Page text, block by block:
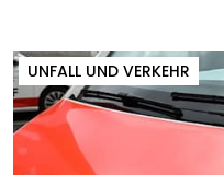
UNFALL UND VERKEHR